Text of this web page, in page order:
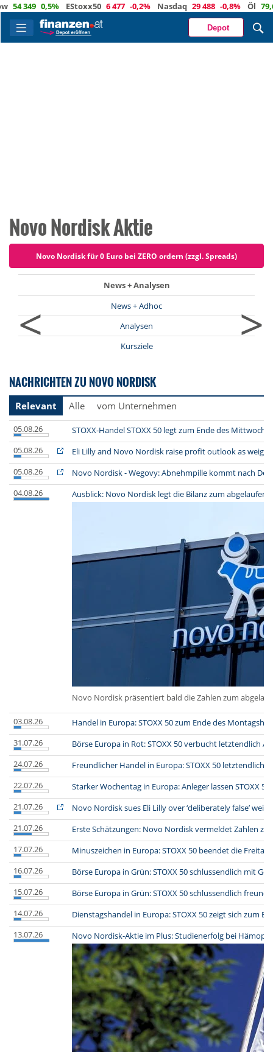
EStoxx50 6 477 -0,2% Nasdaq 29 488 -0,8% Öl 79,6 0,1%
Depot
Novo Nordisk Aktie
Novo Nordisk für 0 Euro bei ZERO ordern (zzgl. Spreads)
<
News + Analysen
News + Adhoc
Analysen
Kursziele
>
NACHRICHTEN ZU NOVO NORDISK
Relevant Alle vom Unternehmen
05.08.26
STOXX-Handel STOXX 50 legt zum Ende des
05.08.26
Eli Lilly and Novo Nordisk raise profit outlook as
05.08.26
Novo Nordisk - Wegovy: Abnehmpille kommt nach
04.08.26
Ausblick: Novo Nordisk legt die Bilanz zum
Novo Nordisk präsentiert bald die Zahlen zum
03.08.26
Handel in Europa: STOXX 50 zum Ende des
31.07.26
Börse Europa in Rot: STOXX 50 verbucht letztendlich
24.07.26
Freundlicher Handel in Europa: STOXX 50 letztendlich
22.07.26
Starker Wochentag in Europa: Anleger lassen STOXX
21.07.26
Novo Nordisk sues Eli Lilly over ‘deliberately false’
21.07.26
Erste Schätzungen: Novo Nordisk vermeldet Zahlen
17.07.26
Minuszeichen in Europa: STOXX 50 beendet die
16.07.26
Börse Europa in Grün: STOXX 50 schlussendlich mit
15.07.26
Börse Europa in Grün: STOXX 50 schlussendlich
14.07.26
Dienstagshandel in Europa: STOXX 50 zeigt sich zum
13.07.26
Novo Nordisk-Aktie im Plus: Studienerfolg bei